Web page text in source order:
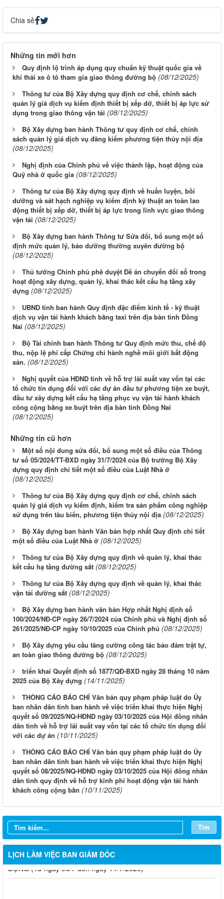
Chia sẻ
Những tin mới hơn
Quy định lộ trình áp dụng quy chuẩn kỹ thuật quốc gia về
khí thải xe ô tô tham gia giao thông đường bộ (08/12/2025)
Thông tư của Bộ Xây dựng quy định cơ chế, chính sách
quản lý giá dịch vụ kiểm định thiết bị xếp dỡ, thiết bị áp lực sử
dụng trong giao thông vận tải (08/12/2025)
Bộ Xây dựng ban hành Thông tư quy định cơ chế, chính
sách quản lý giá dịch vụ đăng kiểm phương tiện thủy nội địa
(08/12/2025)
Nghị định của Chính phủ về việc thành lập, hoạt động của
Quỹ nhà ở quốc gia (08/12/2025)
Thông tư của Bộ Xây dựng quy định về huấn luyện, bồi
dưỡng và sát hạch nghiệp vụ kiểm định kỹ thuật an toàn lao
động thiết bị xếp dỡ, thiết bị áp lực trong lĩnh vực giao thông
vận tải (08/12/2025)
Bộ Xây dựng ban hành Thông tư Sửa đổi, bổ sung một số
định mức quản lý, bảo dưỡng thường xuyên đường bộ
(08/12/2025)
Thủ tướng Chính phủ phê duyệt Đề án chuyển đổi số trong
hoạt động xây dựng, quản lý, khai thác kết cấu hạ tầng xây
dựng (08/12/2025)
UBND tỉnh ban hành Quy định đặc điểm kinh tế - kỹ thuật
dịch vụ vận tải hành khách bằng taxi trên địa bàn tỉnh Đồng
Nai (08/12/2025)
Bộ Tài chính ban hành Thông tư Quy định mức thu, chế độ
thu, nộp lệ phí cấp Chứng chỉ hành nghề môi giới bất động
sản. (08/12/2025)
Nghị quyết của HĐND tỉnh về hỗ trợ lãi suất vay vốn tại các
tổ chức tín dụng đối với các dự án đầu tư phương tiện xe buýt,
đầu tư xây dựng kết cấu hạ tầng phục vụ vận tải hành khách
công cộng bằng xe buýt trên địa bàn tỉnh Đồng Nai
(08/12/2025)
Những tin cũ hơn
Một số nội dung sửa đổi, bổ sung một số điều của Thông
tư số 05/2024/TT-BXD ngày 31/7/2024 của Bộ trưởng Bộ Xây
dựng quy định chi tiết một số điều của Luật Nhà ở
(08/12/2025)
Thông tư của Bộ Xây dựng quy định cơ chế, chính sách
quản lý giá dịch vụ kiểm định, kiểm tra sản phẩm công nghiệp
sử dụng trên tàu biển, phương tiện thủy nội địa (08/12/2025)
Bộ Xây dựng ban hành Văn bản hợp nhất Quy định chi tiết
một số điều của Luật Nhà ở (08/12/2025)
Thông tư của Bộ Xây dựng quy định về quản lý, khai thác
kết cấu hạ tầng đường sắt (08/12/2025)
Thông tư của Bộ Xây dựng quy định về quản lý, khai thác
vận tải đường sắt (08/12/2025)
Bộ Xây dựng ban hành văn bản Hợp nhất Nghị định số
100/2024/NĐ-CP ngày 26/7/2024 của Chính phủ và Nghị định số
261/2025/NĐ-CP ngày 10/10/2025 của Chính phủ (08/12/2025)
Bộ Xây dựng yêu cầu tăng cường công tác bảo đảm trật tự,
an toàn giao thông đường bộ (08/12/2025)
triển khai Quyết định số 1877/QĐ-BXD ngày 28 tháng 10 năm
2025 của Bộ Xây dựng (14/11/2025)
THÔNG CÁO BÁO CHÍ Văn bản quy phạm pháp luật do Ủy
ban nhân dân tỉnh ban hành về việc triển khai thực hiện Nghị
quyết số 09/2025/NQ-HĐND ngày 03/10/2025 của Hội đồng nhân
dân tỉnh về hỗ trợ lãi suất vay vốn tại các tổ chức tín dụng đối
với các dự án (10/11/2025)
THÔNG CÁO BÁO CHÍ Văn bản quy phạm pháp luật do Ủy
ban nhân dân tỉnh ban hành về việc triển khai thực hiện Nghị
quyết số 08/2025/NQ-HĐND ngày 03/10/2025 của Hội đồng nhân
dân tỉnh quy định về hỗ trợ kinh phí hoạt động vận tải hành
khách công cộng bằn (10/11/2025)
Tìm
LỊCH LÀM VIỆC BAN GIÁM ĐỐC
LỊCH CÔNG TÁC CỦA LÃNH ĐẠO SỞ XÂY DỰNG (Từ ngày
03/8 đến ngày 08/8/2026)
THÔNG BÁO LỊCH CÔNG TÁC CỦA LÃNH ĐẠO SỞ XÂY
THÔNG BÁO LỊCH CÔNG TÁC CỦA LÃNH ĐẠO SỞ XÂY
DỰNG (Từ ngày 20/7 đến ngày 25/7/2026)
THÔNG BÁO LỊCH CÔNG TÁC CỦA LÃNH ĐẠO SỞ XÂY
DỰNG (Từ ngày 06/7 đến ngày 11/7/2026)